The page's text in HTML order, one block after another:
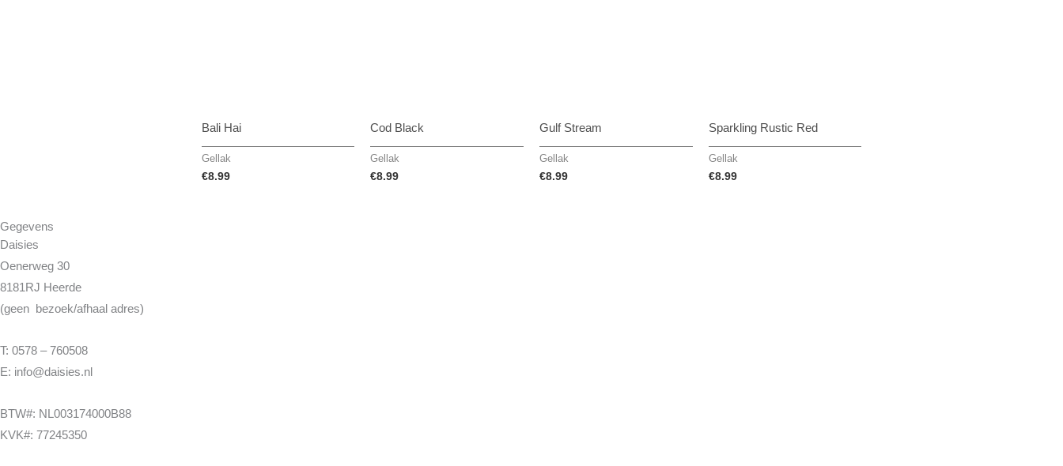
Bali Hai
Gellak
€8.99
Cod Black
Gellak
€8.99
Gulf Stream
Gellak
€8.99
Sparkling Rustic Red
Gellak
€8.99
Gegevens
Daisies
Oenerweg 30
8181RJ Heerde
(geen bezoek/afhaal adres)
T: 0578 – 760508
E: info@daisies.nl
BTW#: NL003174000B88
KVK#: 77245350